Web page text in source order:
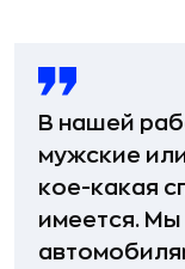
В нашей
мужские
кое-какая
имеется.